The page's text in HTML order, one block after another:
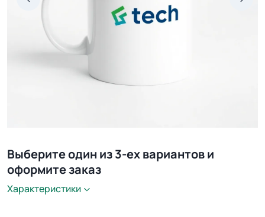
Выберите один из 3-ех вариантов и
оформите заказ
Характеристики